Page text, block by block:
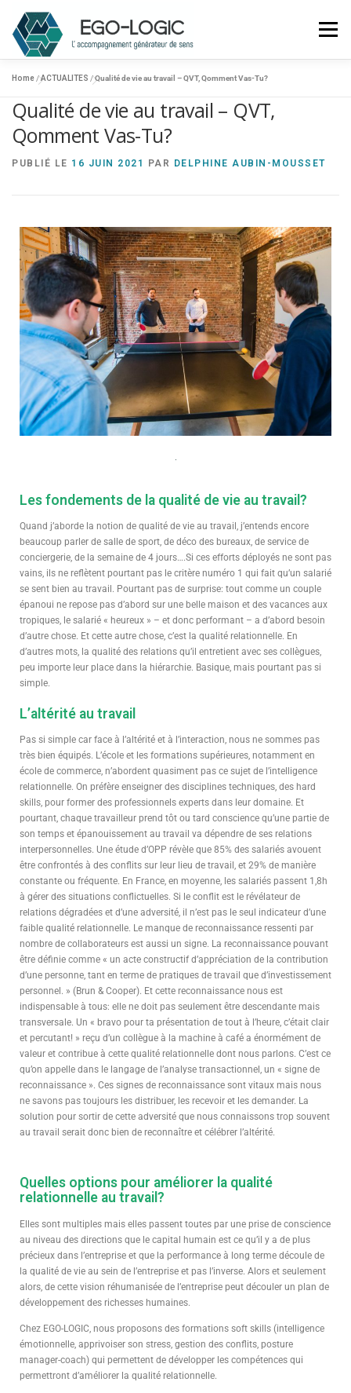
Menu
ACCUEIL
EGO-LOGIC ?
CONTACTEZ-NOUS
06 68 25 19 66
Home /ACTUALITES /Qualité de vie au travail – QVT, Qomment Vas-Tu?
Qualité de vie au travail – QVT,
Qomment Vas-Tu?
PUBLIÉ LE 16 JUIN 2021 PAR DELPHINE AUBIN-MOUSSET
Les fondements de la qualité de vie au travail?
Quand j’aborde la notion de qualité de vie au travail, j’entends encore
beaucoup parler de salle de sport, de déco des bureaux, de service de
conciergerie, de la semaine de 4 jours….Si ces efforts déployés ne sont pas
vains, ils ne reflètent pourtant pas le critère numéro 1 qui fait qu’un salarié
se sent bien au travail. Pourtant pas de surprise: tout comme un couple
épanoui ne repose pas d’abord sur une belle maison et des vacances aux
tropiques, le salarié « heureux » – et donc performant – a d’abord besoin
d’autre chose. Et cette autre chose, c’est la qualité relationnelle. En
d’autres mots, la qualité des relations qu’il entretient avec ses collègues,
peu importe leur place dans la hiérarchie. Basique, mais pourtant pas si
simple.
L’altérité au travail
Pas si simple car face à l’altérité et à l’interaction, nous ne sommes pas
très bien équipés. L’école et les formations supérieures, notamment en
école de commerce, n’abordent quasiment pas ce sujet de l’intelligence
relationnelle. On préfère enseigner des disciplines techniques, des hard
skills, pour former des professionnels experts dans leur domaine. Et
pourtant, chaque travailleur prend tôt ou tard conscience qu’une partie de
son temps et épanouissement au travail va dépendre de ses relations
interpersonnelles. Une étude d’OPP révèle que 85% des salariés avouent
être confrontés à des conflits sur leur lieu de travail, et 29% de manière
constante ou fréquente. En France, en moyenne, les salariés passent 1,8h
à gérer des situations conflictuelles. Si le conflit est le révélateur de
relations dégradées et d’une adversité, il n’est pas le seul indicateur d’une
faible qualité relationnelle. Le manque de reconnaissance ressenti par
nombre de collaborateurs est aussi un signe. La reconnaissance pouvant
être définie comme « un acte constructif d’appréciation de la contribution
d’une personne, tant en terme de pratiques de travail que d’investissement
personnel. » (Brun & Cooper). Et cette reconnaissance nous est
indispensable à tous: elle ne doit pas seulement être descendante mais
transversale. Un « bravo pour ta présentation de tout à l’heure, c’était clair
et percutant! » reçu d’un collègue à la machine à café a énormément de
valeur et contribue à cette qualité relationnelle dont nous parlons. C’est ce
qu’on appelle dans le langage de l’analyse transactionnel, un « signe de
reconnaissance ». Ces signes de reconnaissance sont vitaux mais nous
ne savons pas toujours les distribuer, les recevoir et les demander. La
solution pour sortir de cette adversité que nous connaissons trop souvent
au travail serait donc bien de reconnaître et célébrer l’altérité.
Quelles options pour améliorer la qualité
relationnelle au travail?
Elles sont multiples mais elles passent toutes par une prise de conscience
au niveau des directions que le capital humain est ce qu’il y a de plus
précieux dans l’entreprise et que la performance à long terme découle de
la qualité de vie au sein de l’entreprise et pas l’inverse. Alors et seulement
alors, de cette vision réhumanisée de l’entreprise peut découler un plan de
développement des richesses humaines.
Chez EGO-LOGIC, nous proposons des formations soft skills (intelligence
émotionnelle, apprivoiser son stress, gestion des conflits, posture
manager-coach) qui permettent de développer les compétences qui
permettront d’améliorer la qualité relationnelle.